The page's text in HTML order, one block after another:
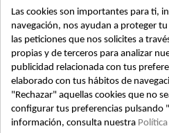
Versión
Potencia
Ref.Marca
Modelo
Tipo vehículo
Las cookies son importantes para ti,
navegación, nos ayudan a proteger
las peticiones que nos solicites a
propias y de terceros para analizar
publicidad relacionada con tus
elaborado con tus hábitos de
"Rechazar" aquellas cookies que no
configurar tus preferencias pulsando
información, consulta nuestra